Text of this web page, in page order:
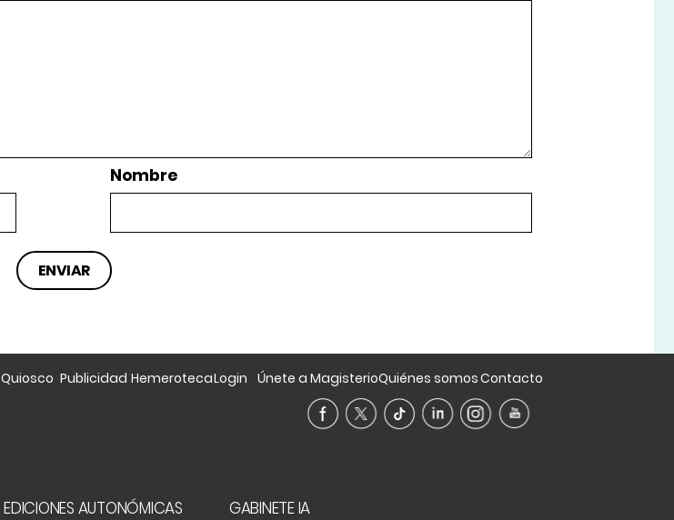
Nombre
Quiosco Publicidad HemerotecaLogin Únete a MagisterioQuiénes somosContacto
EDICIONES AUTONÓMICAS GABINETE IA